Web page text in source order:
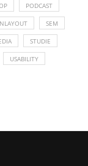
PODCAST
SEM
STUDIE
USABILITY